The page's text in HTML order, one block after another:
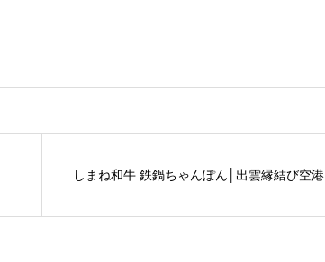
しまね和牛 鉄鍋ちゃんぽん│出雲縁結び空港